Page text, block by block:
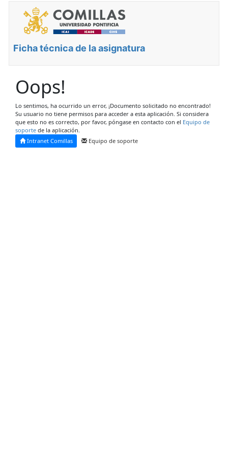
Ficha técnica de la asignatura
Oops!
Lo sentimos, ha ocurrido un error, ¡Documento solicitado no encontrado!
Su usuario no tiene permisos para acceder a esta aplicación. Si considera
que esto no es correcto, por favor, póngase en contacto con el Equipo de
soporte de la aplicación.
Intranet Comillas
Equipo de soporte